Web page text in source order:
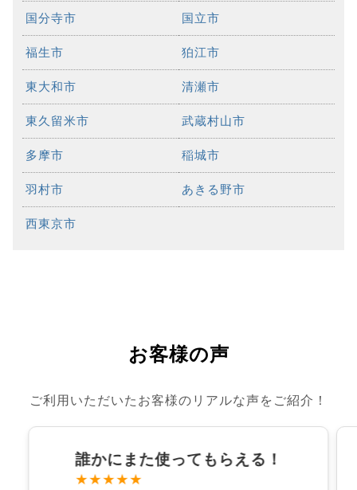
国分寺市 国立市
福生市 狛江市
東大和市 清瀬市
東久留米市 武蔵村山市
多摩市 稲城市
羽村市 あきる野市
西東京市
お客様の声
ご利用いただいたお客様のリアルな声をご紹介！
誰かにまた使ってもらえる！
★★★★★